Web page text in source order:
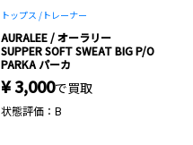
トップス / トレーナー
AURALEE / オーラリー
SUPPER SOFT SWEAT BIG P/O
PARKA パーカ
¥ 3,000で買取
状態評価：B